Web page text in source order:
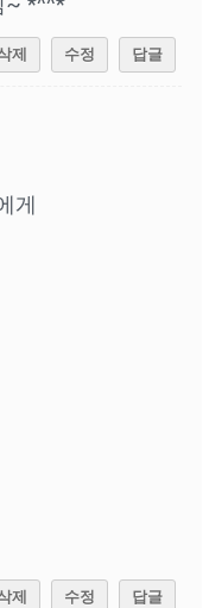
제 수정 답글
게
제 수정 답글